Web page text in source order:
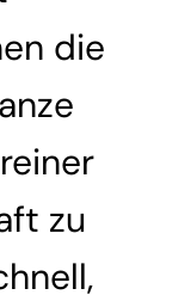
die
zu